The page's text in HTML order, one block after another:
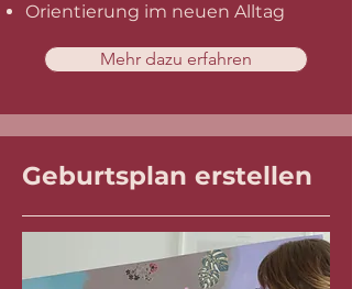
Orientierung im neuen Alltag
Mehr dazu erfahren
Geburtsplan erstellen